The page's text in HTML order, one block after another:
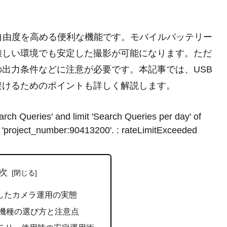
度を高める便利な機能です。モバイルバッテリー
い環境でも安定した撮影が可能になります。ただ
力条件などに注意が必要です。本記事では、USB
るためのポイントも詳しく解説します。
Queries' and limit 'Search Queries per day' of
: rateLimitExceeded
たカメラ運用の実態
種の選び方と注意点